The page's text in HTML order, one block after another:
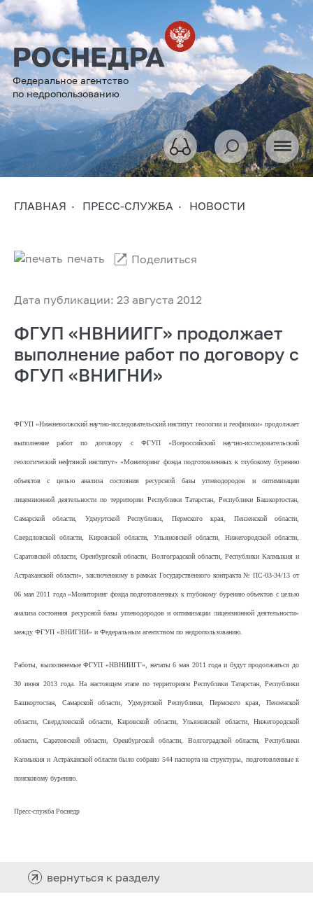
Федеральное агентство
по недропользованию
ГЛАВНАЯ ПРЕСС-СЛУЖБА НОВОСТИ
Дата публикации: 23 августа 2012
печать Поделиться
ФГУП «НВНИИГГ» продолжает
выполнение работ по договору с
ФГУП «ВНИГНИ»
ФГУП «Нижневолжский научно-исследовательский институт геологии и геофизики» продолжает
выполнение работ по договору с ФГУП «Всероссийский научно-исследовательский
геологический нефтяной институт» «Мониторинг фонда подготовленных к глубокому бурению
объектов с целью анализа состояния ресурсной базы углеводородов и оптимизации
лицензионной деятельности по территории Республики Татарстан, Республики Башкортостан,
Самарской области, Удмуртской Республики, Пермского края, Пензенской области,
Свердловской области, Кировской области, Ульяновской области, Нижегородской области,
Саратовской области, Оренбургской области, Волгоградской области, Республики Калмыкия и
Астраханской области», заключенному в рамках Государственного контракта № ПС-03-34/13 от
06 мая 2011 года «Мониторинг фонда подготовленных к глубокому бурению объектов с целью
анализа состояния ресурсной базы углеводородов и оптимизации лицензион­ной деятельности»
между ФГУП «ВНИГНИ» и Федеральным агентством по недропользованию.
Работы, выполняемые ФГУП «НВНИИГГ», начаты 6 мая 2011 года и будут продолжаться до
30 июня 2013 года. На настоящем этапе по территориям Республики Татарстан, Республики
Башкортостан, Самарской области, Удмуртской Республики, Пермского края, Пензенской
области, Свердловской области, Кировской области, Ульяновской области, Нижегородской
области, Саратовской области, Оренбургской области, Волгоградской области, Республики
Калмыкия и Астраханской области было собрано 544 паспорта на структуры, подготовленные к
поисковому бурению.
Пресс-служба Роснедр
вернуться к разделу